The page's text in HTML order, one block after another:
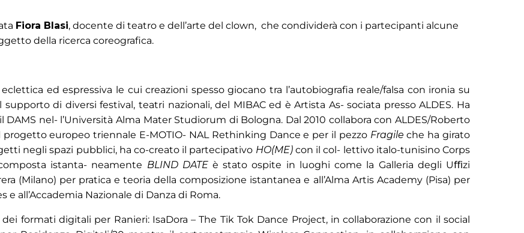
Fiora Blasi, docente di teatro e dell’arte del clown, che condividerà con i partecipanti alcune
della ricerca coreografica.
ed espressiva le cui creazioni spesso giocano tra l’autobiografia reale/falsa con ironia su
di diversi festival, teatri nazionali, del MIBAC ed è Artista As- sociata presso ALDES. Ha
nel- l’Università Alma Mater Studiorum di Bologna. Dal 2010 collabora con ALDES/Roberto
progetto europeo triennale E-MOTIO- NAL Rethinking Dance e per il pezzo Fragileche ha girato
negli spazi pubblici, ha co-creato il partecipativo HO(ME) con il col- lettivo italo-tunisino Corps
istanta- neamente BLIND DATEè stato ospite in luoghi come la Galleria degli Uﬃzi
(Milano) per pratica e teoria della composizione istantanea e all’Alma Artis Academy (Pisa) per
e all’Accademia Nazionale di Danza di Roma.
formati digitali per Ranieri: IsaDora – The Tik Tok Dance Project, in collaborazione con il social